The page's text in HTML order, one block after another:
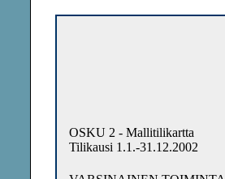
OSKU 2 - Mallitilikartta
Tilikausi 1.1.-31.12.2002